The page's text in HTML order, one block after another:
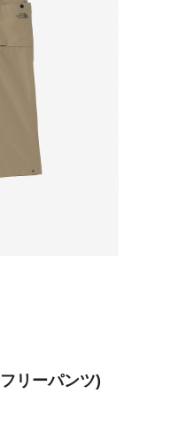
リーパンツ)